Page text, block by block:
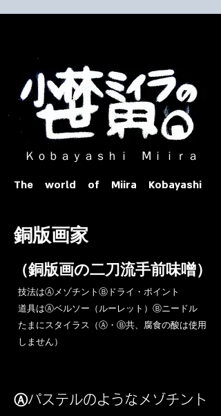
ｏｂａｙａｓｈｉ Ⅿｉｉｒａ​
The world of Miira Kobayashi
​銅版画家
​（銅版画の二刀流手前味噌）
​技法はⒶメゾチントⒷドライ・ポイント
道具はⒶベルソー（ルーレット）Ⓑニードル
​たまにスタイラス（Ⓐ・Ⓑ共、腐食の酸は使用
しません）
Ⓐパステルのようなメゾチント